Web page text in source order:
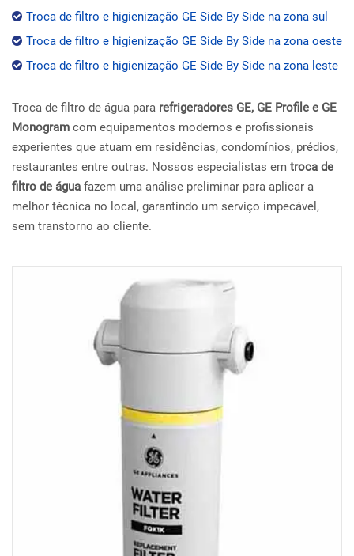
Troca de filtro e higienização GE Side By Side na zona sul
Troca de filtro e higienização GE Side By Side na zona oeste
Troca de filtro e higienização GE Side By Side na zona leste
Troca de filtro de água para refrigeradores GE, GE Profile e GE
Monogram com equipamentos modernos e profissionais
experientes que atuam em residências, condomínios, prédios,
restaurantes entre outras. Nossos especialistas em troca de
filtro de água fazem uma análise preliminar para aplicar a
melhor técnica no local, garantindo um serviço impecável,
sem transtorno ao cliente.